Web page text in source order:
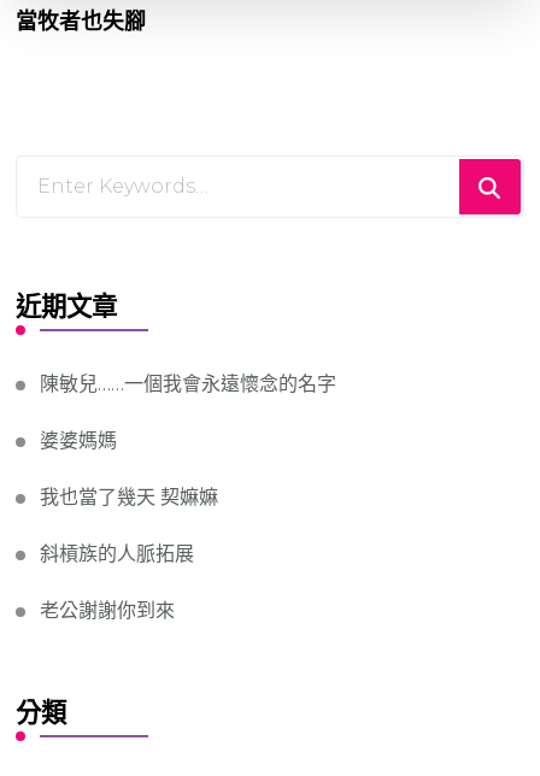
當牧者也失腳
近期文章
陳敏兒……一個我會永遠懷念的名字
婆婆媽媽
我也當了幾天 契嫲嫲
斜槓族的人脈拓展
老公謝謝你到來
分類